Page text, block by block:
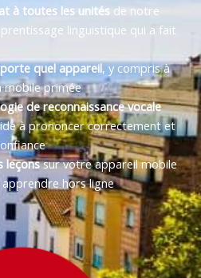
à toutes les unitésde notre
linguistique qui a fait
quel appareil, y compris à
primée
de reconnaissance vocale
à prononcer correctement et
leçonssur votre appareil mobile
hors ligne